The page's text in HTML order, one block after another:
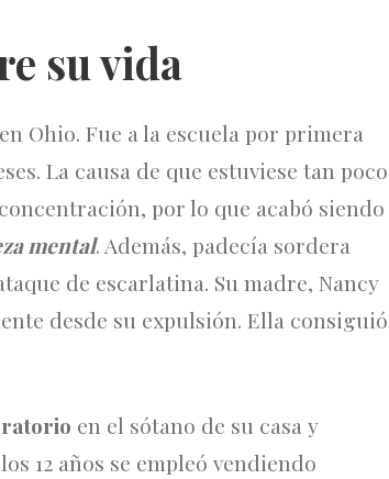
su vida
en Ohio. Fue a la escuela por primera
La causa de que estuviese tan poco
por lo que acabó siendo
mental. Además, padecía sordera
de escarlatina. Su madre, Nancy
desde su expulsión. Ella consiguió
en el sótano de su casa y
12 años se empleó vendiendo